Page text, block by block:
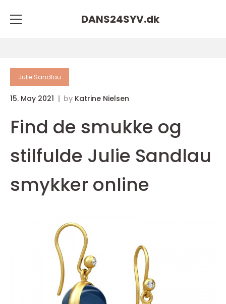
DANS24SYV.dk
Julie Sandlau
15. May 2021 by Katrine Nielsen
Find de smukke og
stilfulde Julie Sandlau
smykker online